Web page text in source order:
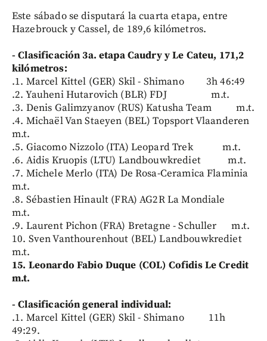
Este sábado se disputará la cuarta etapa, entre
Hazebrouck y Cassel, de 189,6 kilómetros.
- Clasificación 3a. etapa Caudry y Le Cateu, 171,2
kilómetros:
.1. Marcel Kittel (GER) Skil - Shimano 3h 46:49
.2. Yauheni Hutarovich (BLR) FDJ m.t.
.3. Denis Galimzyanov (RUS) Katusha Team m.t.
.4. Michaël Van Staeyen (BEL) Topsport Vlaanderen
m.t.
.5. Giacomo Nizzolo (ITA) Leopard Trek m.t.
.6. Aidis Kruopis (LTU) Landbouwkrediet m.t.
.7. Michele Merlo (ITA) De Rosa-Ceramica Flaminia
m.t.
.8. Sébastien Hinault (FRA) AG2R La Mondiale
m.t.
.9. Laurent Pichon (FRA) Bretagne - Schuller m.t.
10. Sven Vanthourenhout (BEL) Landbouwkrediet
m.t.
15. Leonardo Fabio Duque (COL) Cofidis Le Credit
m.t.
- Clasificación general individual:
.1. Marcel Kittel (GER) Skil - Shimano 11h
49:29.